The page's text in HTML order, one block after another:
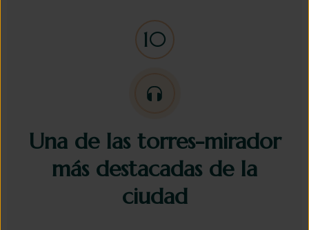
Una de las torres-mirador
más destacadas de la
ciudad​